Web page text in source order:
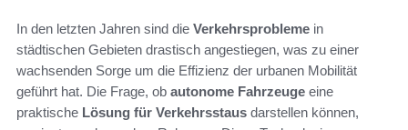
In den letzten Jahren sind die Verkehrsprobleme in
städtischen Gebieten drastisch angestiegen, was zu einer
wachsenden Sorge um die Effizienz der urbanen Mobilität
geführt hat. Die Frage, ob autonome Fahrzeuge eine
praktische Lösung für Verkehrsstaus darstellen können,